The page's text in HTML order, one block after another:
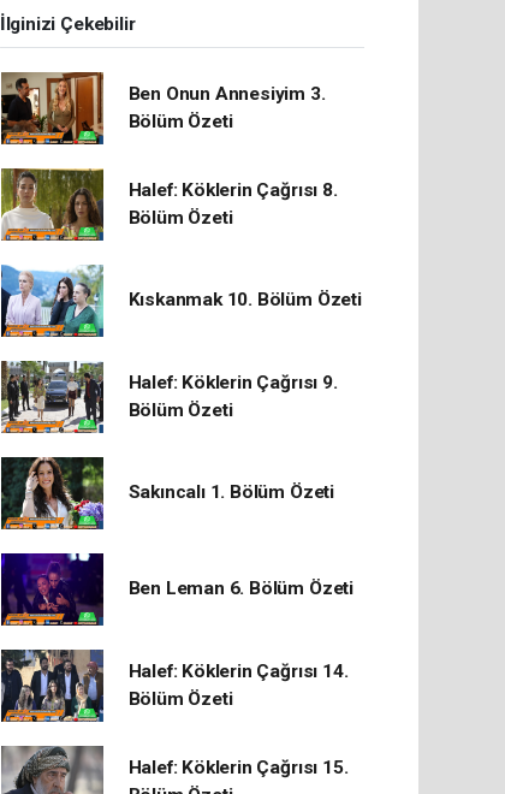
İlginizi Çekebilir
Ben Onun Annesiyim 3.
Bölüm Özeti
Halef: Köklerin Çağrısı 8.
Bölüm Özeti
Kıskanmak 10. Bölüm Özeti
Halef: Köklerin Çağrısı 9.
Bölüm Özeti
Sakıncalı 1. Bölüm Özeti
Ben Leman 6. Bölüm Özeti
Halef: Köklerin Çağrısı 14.
Bölüm Özeti
Halef: Köklerin Çağrısı 15.